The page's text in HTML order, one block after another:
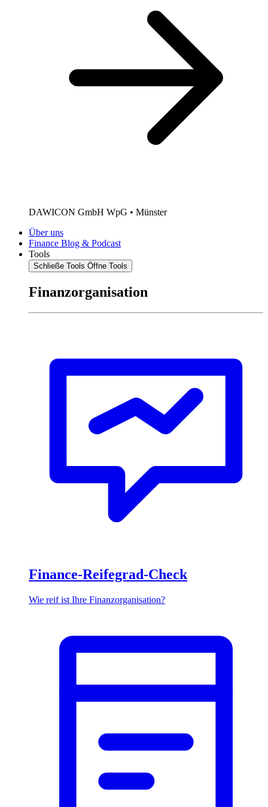
DAWICON GmbH WpG • Münster
Über uns
Finance Blog & Podcast
Tools
Schließe Tools Öffne Tools
Finanzorganisation
Finance-Reifegrad-Check
Wie reif ist Ihre Finanzorganisation?